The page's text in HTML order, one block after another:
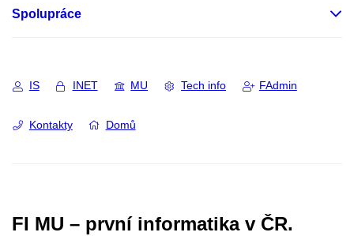
Spolupráce
IS INET MU Tech info FAdmin
Kontakty Domů
FI MU – první informatika v ČR.